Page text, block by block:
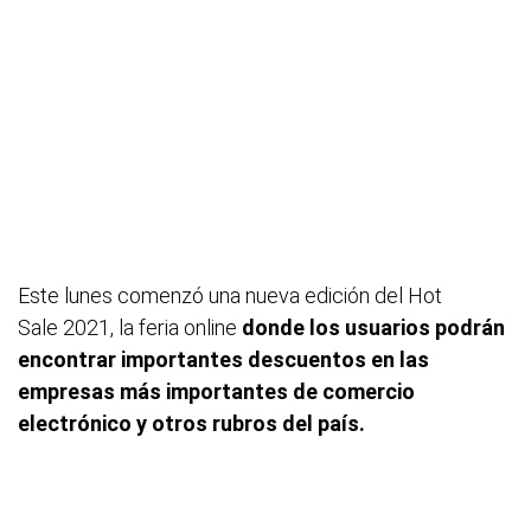
Este lunes comenzó una nueva edición del Hot
Sale 2021, la feria online donde los usuarios podrán
encontrar importantes descuentos en las
empresas más importantes de comercio
electrónico y otros rubros del país.